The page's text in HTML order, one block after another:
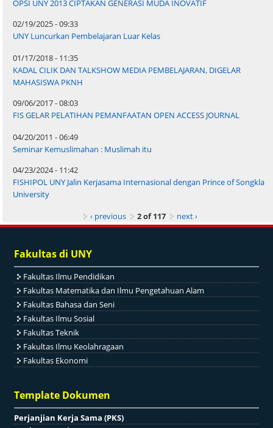
OPSI UNY 2013 CIPTAKAN GENERASI MUDA INOVATIF
02/19/2025 - 09:33
UNY Luncurkan Pembelajaran Luar Kelas
01/17/2018 - 11:35
KADAL CILIK DAN TALKSHOW MEDIA PEMBELAJARAN, DIGELAR
MAHASISWA PKNH
09/06/2017 - 08:03
FIS GELAR PELATIHAN PEMANFAATAN OPEN ACCESS JOURNAL
04/20/2011 - 06:49
Seminar Kemuslimahan : Muslimah itu
04/23/2024 - 11:42
FISHIPOL UNY Jalin Kerjasama Internasional dengan Prince of Songkla
University
‹ previous
2 of 117 next ›
Fakultas di UNY
Fakultas Ilmu Pendidikan
Fakultas Matematika dan Ilmu Pengetahuan Alam
Fakultas Bahasa dan Seni
Fakultas Ilmu Sosial
Fakultas Teknik
Fakultas Ilmu Keolahragaan
Fakultas Ekonomi
Template Dokumen
Perjanjian Kerja Sama (PKS)